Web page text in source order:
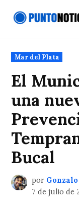
Publicado
en
Mar del Plata
El
una
Bucal
por
7 de julio de